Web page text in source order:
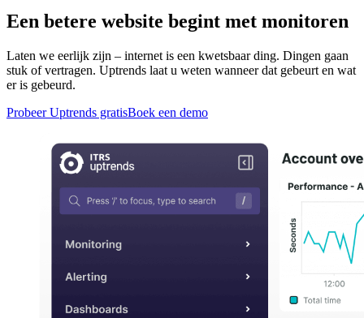
Een betere website begint met monitoren
Laten we eerlijk zijn – internet is een kwetsbaar ding. Dingen gaan
stuk of vertragen. Uptrends laat u weten wanneer dat gebeurt en wat
er is gebeurd.
Probeer Uptrends gratisBoek een demo